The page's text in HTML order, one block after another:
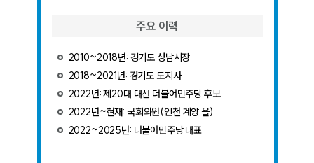
주요 이력
2010~2018년: 경기도 성남시장
2018~2021년: 경기도 도지사
2022년: 제20대 대선 더불어민주당 후보
2022년~현재: 국회의원(인천 계양 을)
2022~2025년: 더불어민주당 대표